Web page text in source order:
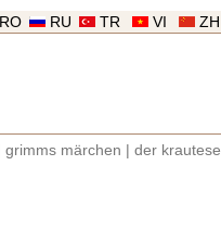
ZH
VI
TR
RU
RO
grimms märchen der krautesel